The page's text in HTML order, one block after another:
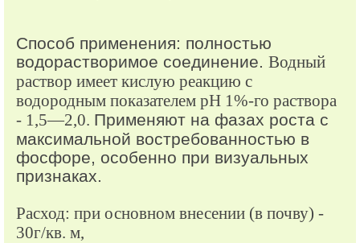
Способ применения: полностью
водорастворимое соединение. Водный
раствор имеет кислую реакцию с
водородным показателем рН 1%-го раствора
- 1,5—2,0. Применяют на фазах роста с
максимальной востребованностью в
фосфоре, особенно при визуальных
признаках.
Расход: при основном внесении (в почву) -
30г/кв. м,